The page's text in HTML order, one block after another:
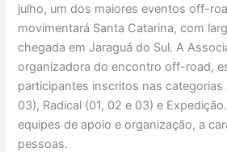
julho, um dos maiores eventos off-
movimentará Santa Catarina, com
chegada em Jaraguá do Sul. A
organizadora do encontro off-road,
participantes inscritos nas categorias
03), Radical (01, 02 e 03) e
equipes de apoio e organização, a
pessoas.